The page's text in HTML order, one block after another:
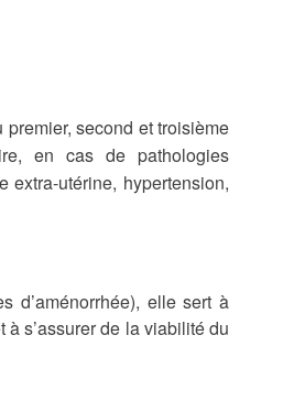
second et troisième
en cas de pathologies
extra-utérine, hypertension,
d’aménorrhée), elle sert à
s’assurer de la viabilité du